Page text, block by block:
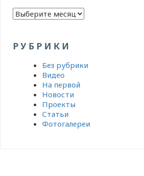
Архивы
РУБРИКИ
Без рубрики
Видео
На первой
Новости
Проекты
Статьи
Фотогалереи